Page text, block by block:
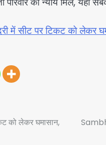
में सीट पर टिकट को लेकर
को लेकर घमासान,